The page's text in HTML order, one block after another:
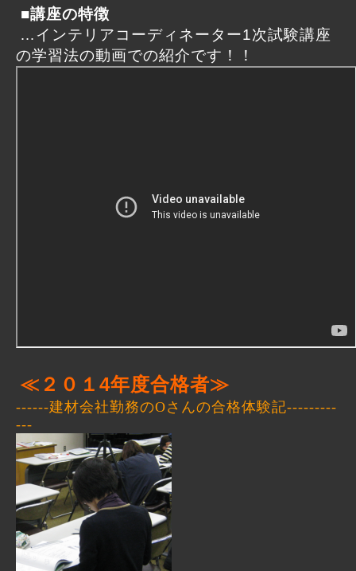
■講座の特徴
…インテリアコーディネーター1次試験講座
の学習法の動画での紹介です！！
≪２０１4年度合格者≫
------建材会社勤務のOさんの合格体験記---------
---